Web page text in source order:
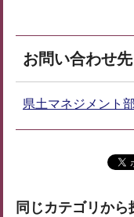
お問い合わせ先
県土マネジメント
同じカテゴリから